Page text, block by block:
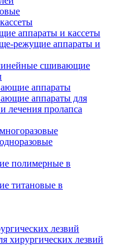
аппараты и кассеты
режущие аппараты и
сшивающие
аппараты
аппараты для
лечения пролапса
полимерные в
титановые в
лезвий
хирургических лезвий